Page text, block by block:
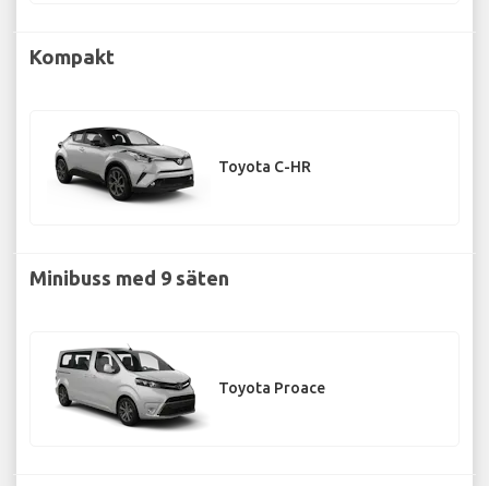
Kompakt
Toyota C-HR
Minibuss med 9 säten
Toyota Proace